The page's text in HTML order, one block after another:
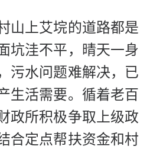
山上艾垸的道路都是
坑洼不平，晴天一身
污水问题难解决，已
生活需要。循着老百
政所积极争取上级政
合定点帮扶资金和村